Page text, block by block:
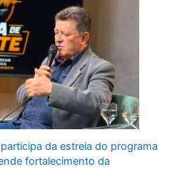
da estreia do programa
fortalecimento da